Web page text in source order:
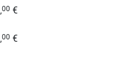
00 €
00 €